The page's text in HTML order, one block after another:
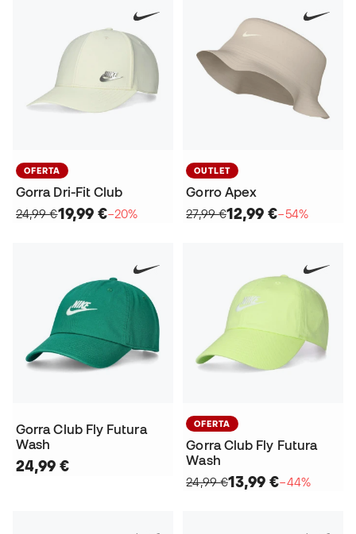
OFERTA
Gorra Dri-Fit Club
24,99 €19,99 €−20%
OUTLET
Gorro Apex
27,99 €12,99 €−54%
Gorra Club Fly Futura
Wash
24,99 €
OFERTA
Gorra Club Fly Futura
Wash
24,99 €13,99 €−44%